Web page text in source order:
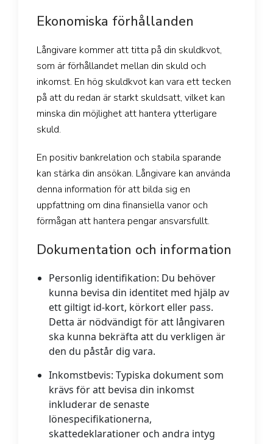
Ekonomiska förhållanden
Långivare kommer att titta på din skuldkvot,
som är förhållandet mellan din skuld och
inkomst. En hög skuldkvot kan vara ett tecken
på att du redan är starkt skuldsatt, vilket kan
minska din möjlighet att hantera ytterligare
skuld.
En positiv bankrelation och stabila sparande
kan stärka din ansökan. Långivare kan använda
denna information för att bilda sig en
uppfattning om dina finansiella vanor och
förmågan att hantera pengar ansvarsfullt.
Dokumentation och information
Personlig identifikation: Du behöver
kunna bevisa din identitet med hjälp av
ett giltigt id-kort, körkort eller pass.
Detta är nödvändigt för att långivaren
ska kunna bekräfta att du verkligen är
den du påstår dig vara.
Inkomstbevis: Typiska dokument som
krävs för att bevisa din inkomst
inkluderar de senaste
lönespecifikationerna,
skattedeklarationer och andra intyg